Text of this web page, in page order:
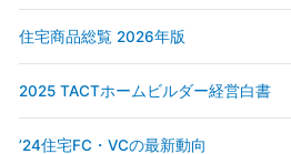
住宅商品総覧 2026年版
2025 TACTホームビルダー経営白書
’24住宅FC・VCの最新動向